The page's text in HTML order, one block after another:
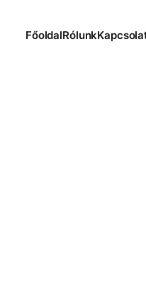
FőoldalRólunk